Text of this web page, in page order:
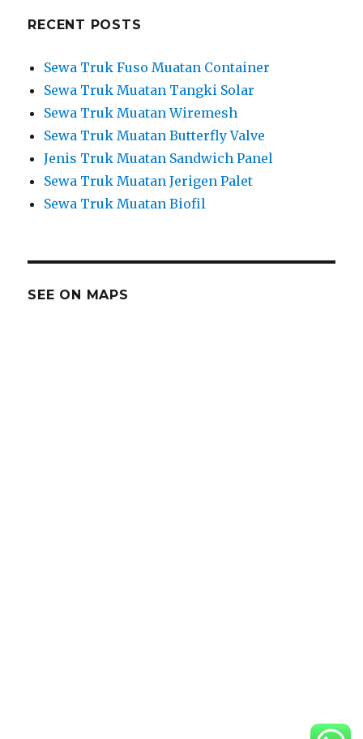
RECENT POSTS
Sewa Truk Fuso Muatan Container
Sewa Truk Muatan Tangki Solar
Sewa Truk Muatan Wiremesh
Sewa Truk Muatan Butterfly Valve
Jenis Truk Muatan Sandwich Panel
Sewa Truk Muatan Jerigen Palet
Sewa Truk Muatan Biofil
SEE ON MAPS